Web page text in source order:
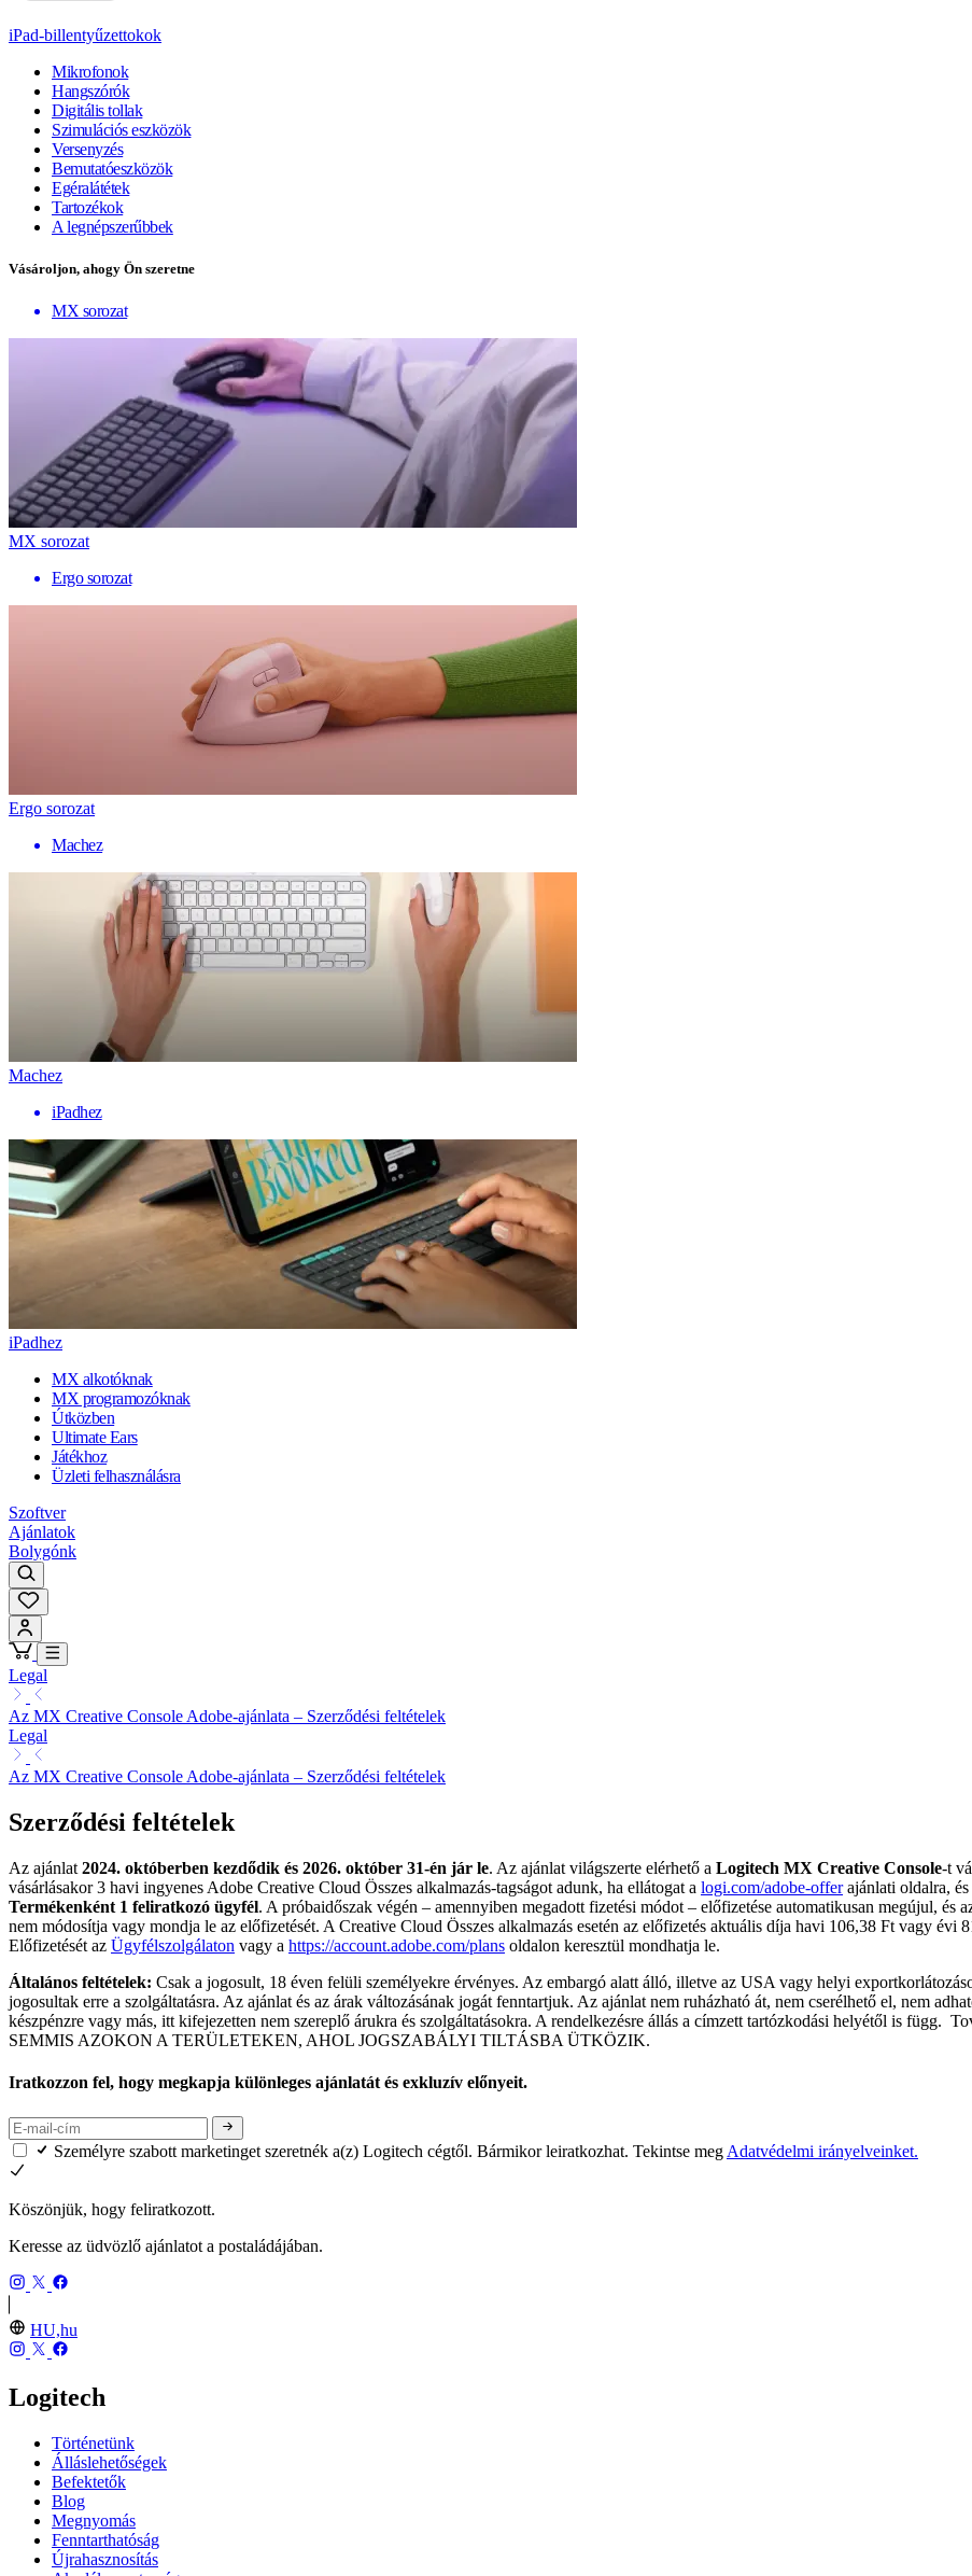
iPad-billentyűzettokok
Mikrofonok
Hangszórók
Digitális tollak
Szimulációs eszközök
Versenyzés
Bemutatóeszközök
Egéralátétek
Tartozékok
A legnépszerűbbek
Vásároljon, ahogy Ön szeretne
MX sorozat
MX sorozat
Ergo sorozat
Ergo sorozat
Machez
Machez
iPadhez
iPadhez
MX alkotóknak
MX programozóknak
Útközben
Ultimate Ears
Játékhoz
Üzleti felhasználásra
Szoftver
Ajánlatok
Bolygónk
Legal
Az MX Creative Console Adobe-ajánlata – Szerződési feltételek
Legal
Az MX Creative Console Adobe-ajánlata – Szerződési feltételek
Szerződési feltételek
Az ajánlat 2024. októberben kezdődik és 2026. október 31-én jár le. Az ajánlat világszerte elérhető a Logitech MX Creative Console-t
vásárlásakor 3 havi ingyenes Adobe Creative Cloud Összes alkalmazás-tagságot adunk, ha ellátogat a logi.com/adobe-offerajánlati oldalra, és
Termékenként 1 feliratkozó ügyfél. A próbaidőszak végén – amennyiben megadott fizetési módot – előfizetése automatikusan megújul, és
nem módosítja vagy mondja le az előfizetését. A Creative Cloud Összes alkalmazás esetén az előfizetés aktuális díja havi 106,38 Ft vagy
Előfizetését az Ügyfélszolgálaton vagy a https://account.adobe.com/plans oldalon keresztül mondhatja le.
Általános feltételek: Csak a jogosult, 18 éven felüli személyekre érvényes. Az embargó alatt álló, illetve az USA vagy helyi
jogosultak erre a szolgáltatásra. Az ajánlat és az árak változásának jogát fenntartjuk. Az ajánlat nem ruházható át, nem cserélhető el, nem
készpénzre vagy más, itt kifejezetten nem szereplő árukra és szolgáltatásokra. A rendelkezésre állás a címzett tartózkodási helyétől is függ.
SEMMIS AZOKON A TERÜLETEKEN, AHOL JOGSZABÁLYI TILTÁSBA ÜTKÖZIK.
Iratkozzon fel, hogy megkapja különleges ajánlatát és exkluzív előnyeit.
Személyre szabott marketinget szeretnék a(z) Logitech cégtől. Bármikor leiratkozhat. Tekintse meg Adatvédelmi irányelveinket.
Köszönjük, hogy feliratkozott.
Keresse az üdvözlő ajánlatot a postaládájában.
HU,hu
Logitech
Történetünk
Álláslehetőségek
Befektetők
Blog
Megnyomás
Fenntarthatóság
Újrahasznosítás